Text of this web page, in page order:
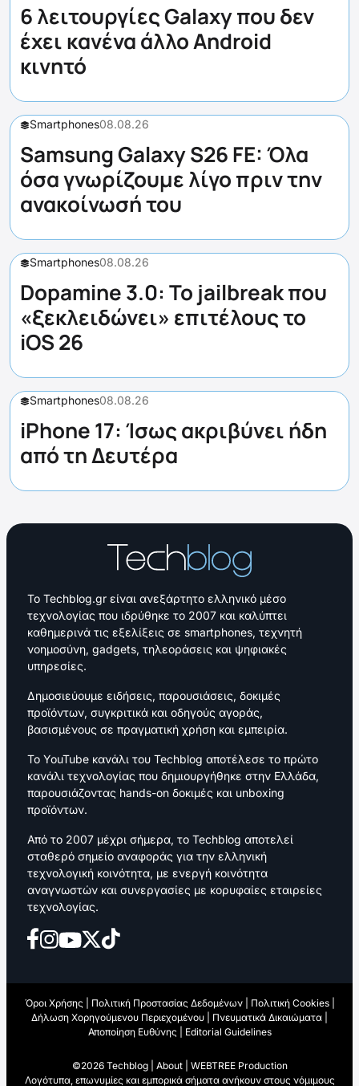
6 λειτουργίες Galaxy που δεν
έχει κανένα άλλο Android
κινητό
Smartphones08.08.26
Samsung Galaxy S26 FE: Όλα
όσα γνωρίζουμε λίγο πριν την
ανακοίνωσή του
Smartphones08.08.26
Dopamine 3.0: Το jailbreak που
«ξεκλειδώνει» επιτέλους το
iOS 26
Smartphones08.08.26
iPhone 17: Ίσως ακριβύνει ήδη
από τη Δευτέρα
Το Techblog.gr είναι ανεξάρτητο ελληνικό μέσο
τεχνολογίας που ιδρύθηκε το 2007 και καλύπτει
καθημερινά τις εξελίξεις σε smartphones, τεχνητή
νοημοσύνη, gadgets, τηλεοράσεις και ψηφιακές
υπηρεσίες.
Δημοσιεύουμε ειδήσεις, παρουσιάσεις, δοκιμές
προϊόντων, συγκριτικά και οδηγούς αγοράς,
βασισμένους σε πραγματική χρήση και εμπειρία.
Το YouTube κανάλι του Techblog αποτέλεσε το πρώτο
κανάλι τεχνολογίας που δημιουργήθηκε στην Ελλάδα,
παρουσιάζοντας hands-on δοκιμές και unboxing
προϊόντων.
Από το 2007 μέχρι σήμερα, το Techblog αποτελεί
σταθερό σημείο αναφοράς για την ελληνική
τεχνολογική κοινότητα, με ενεργή κοινότητα
αναγνωστών και συνεργασίες με κορυφαίες εταιρείες
τεχνολογίας.
Όροι Χρήσης Πολιτική Προστασίας Δεδομένων| Πολιτική Cookies|
Δήλωση Χορηγούμενου Περιεχομένου
Πνευματικά Δικαιώματα
Αποποίηση Ευθύνης
Editorial Guidelines
©2026 Techblog | About| WEBTREE Production
Λογότυπα, επωνυμίες και εμπορικά σήματα ανήκουν στους νόμιμους